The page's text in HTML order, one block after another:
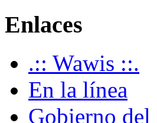
Enlaces
.:: Wawis ::.
En la línea
Gobierno